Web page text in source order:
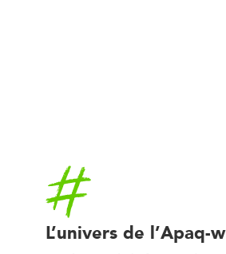
Accueil
L’univers de l’Apaq-w